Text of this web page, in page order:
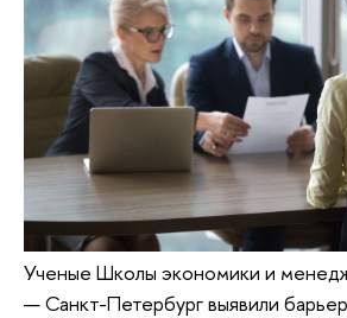
Ученые Школы экономики и
— Санкт-Петербург выявили